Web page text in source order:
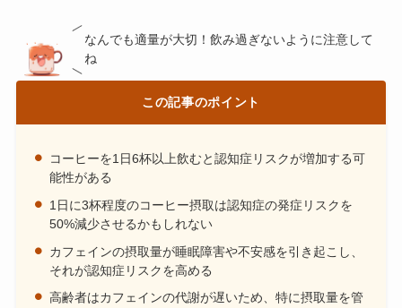
なんでも適量が大切！飲み過ぎないように注意して
ね
この記事のポイント
コーヒーを1日6杯以上飲むと認知症リスクが増加する可
能性がある
1日に3杯程度のコーヒー摂取は認知症の発症リスクを
50%減少させるかもしれない
カフェインの摂取量が睡眠障害や不安感を引き起こし、
それが認知症リスクを高める
高齢者はカフェインの代謝が遅いため、特に摂取量を管